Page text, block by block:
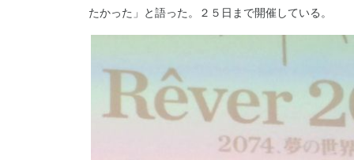
たかった」と語った。２５日まで開催している。